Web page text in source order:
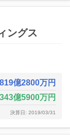
ングス
億2800万円
343億5900万円
決算日: 2019/03/31